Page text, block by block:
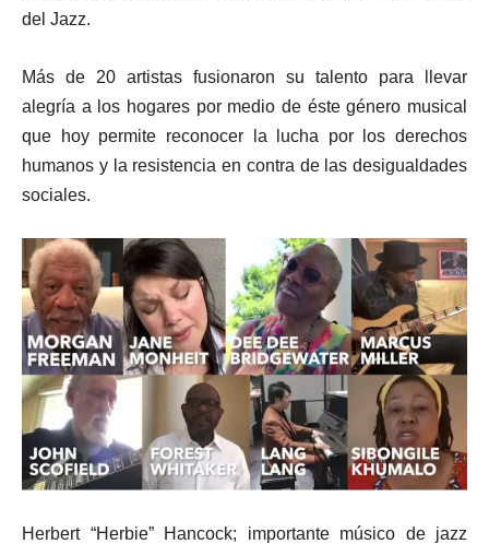
del Jazz.
Más de 20 artistas fusionaron su talento para llevar
alegría a los hogares por medio de éste género musical
que hoy permite reconocer la lucha por los derechos
humanos y la resistencia en contra de las desigualdades
sociales.
Herbert “Herbie” Hancock; importante músico de jazz